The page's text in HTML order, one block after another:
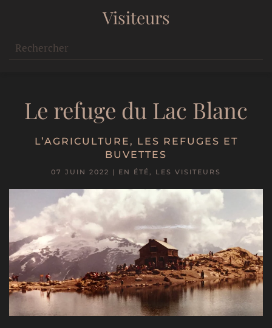
Visiteurs
Le refuge du Lac Blanc
L’AGRICULTURE , LES REFUGES ET
BUVETTES
07 JUIN 2022 | EN ÉTÉ, LES VISITEURS